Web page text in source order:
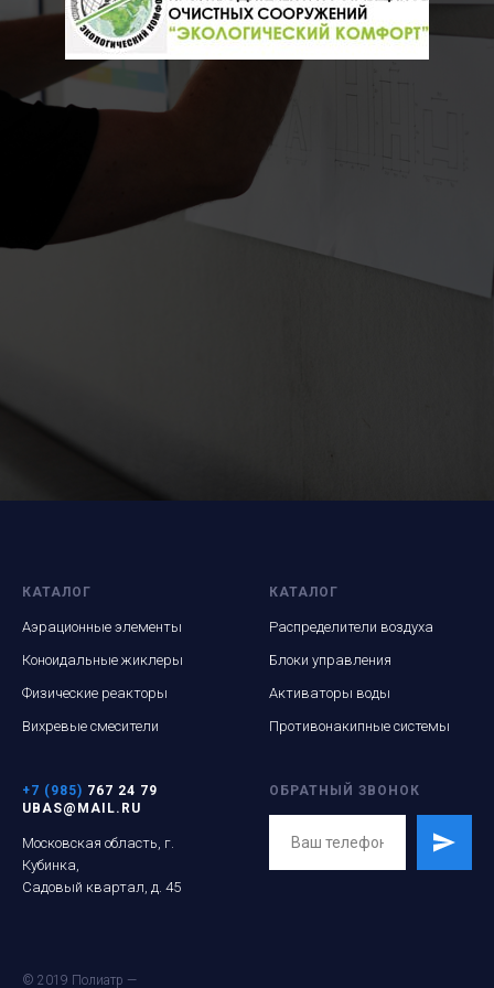
КАТАЛОГ
Аэрационные элементы
Коноидальные жиклеры
Физические реакторы
Вихревые смесители
КАТАЛОГ
Распределители воздуха
Блоки управления
Активаторы воды
Противонакипные системы
+7 (985) 767 24 79
UBAS@MAIL.RU
Московская область, г.
Кубинка,
Садовый квартал, д. 45
ОБРАТНЫЙ ЗВОНОК
© 2019 Полиатр —